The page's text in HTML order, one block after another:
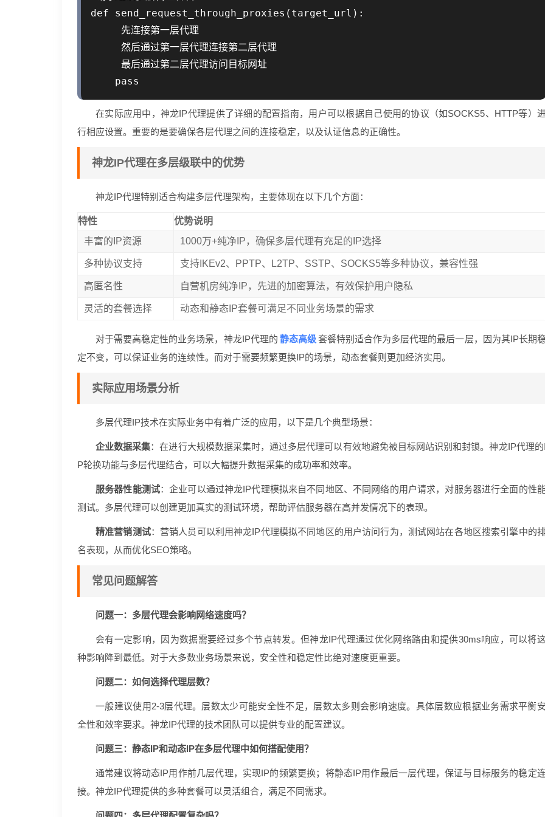
def send_request_through_proxies(target_url):
     先连接第一层代理
     然后通过第一层代理连接第二层代理
     最后通过第二层代理访问目标网址
在实际应用中，神龙IP代理提供了详细的配置指南，用户可以根据自己使用的协议（如SOCKS5、HTTP等）
行相应设置。重要的是要确保各层代理之间的连接稳定，以及认证信息的正确性。
神龙IP代理在多层级联中的优势
神龙IP代理特别适合构建多层代理架构，主要体现在以下几个方面：
特性
优势说明
丰富的IP资源
1000万+纯净IP，确保多层代理有充足的IP选择
多种协议支持 支持IKEv2、PPTP、L2TP、SSTP、SOCKS5等多种协议，兼容性强
高匿名性 自营机房纯净IP，先进的加密算法，有效保护用户隐私
灵活的套餐选择 动态和静态IP套餐可满足不同业务场景的需求
对于需要高稳定性的业务场景，神龙IP代理的 静态高级 套餐特别适合作为多层代理的最后一层，因为其IP长期稳
定不变，可以保证业务的连续性。而对于需要频繁更换IP的场景，动态套餐则更加经济实用。
实际应用场景分析
多层代理IP技术在实际业务中有着广泛的应用，以下是几个典型场景：
企业数据采集：在进行大规模数据采集时，通过多层代理可以有效地避免被目标网站识别和封锁。神龙IP代理的I
P轮换功能与多层代理结合，可以大幅提升数据采集的成功率和效率。
服务器性能测试：企业可以通过神龙IP代理模拟来自不同地区、不同网络的用户请求，对服务器进行全面的性
测试。多层代理可以创建更加真实的测试环境，帮助评估服务器在高并发情况下的表现。
精准营销测试：营销人员可以利用神龙IP代理模拟不同地区的用户访问行为，测试网站在各地区搜索引擎中的
名表现，从而优化SEO策略。
常见问题解答
问题一：多层代理会影响网络速度吗？
会有一定影响，因为数据需要经过多个节点转发。但神龙IP代理通过优化网络路由和提供30ms响应，可以将
种影响降到最低。对于大多数业务场景来说，安全性和稳定性比绝对速度更重要。
问题二：如何选择代理层数？
一般建议使用2-3层代理。层数太少可能安全性不足，层数太多则会影响速度。具体层数应根据业务需求平衡安
全性和效率要求。神龙IP代理的技术团队可以提供专业的配置建议。
问题三：静态IP和动态IP在多层代理中如何搭配使用？
通常建议将动态IP用作前几层代理，实现IP的频繁更换；将静态IP用作最后一层代理，保证与目标服务的稳定连
接。神龙IP代理提供的多种套餐可以灵活组合，满足不同需求。